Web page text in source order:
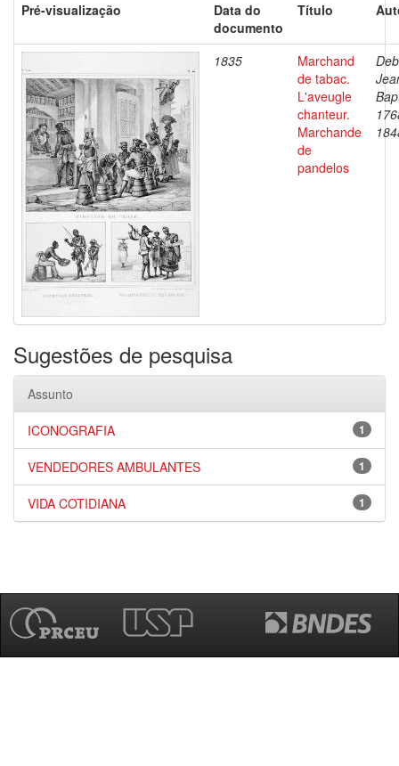
Pré-visualização
Data do
documento
Título
1835
Marchand
de tabac.
L'aveugle
chanteur.
Marchande
de
pandelos
Sugestões de pesquisa
Assunto
1
ICONOGRAFIA
1
VENDEDORES AMBULANTES
1
VIDA COTIDIANA